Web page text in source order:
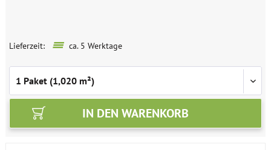
Lieferzeit: ca. 5 Werktage
IN DEN WARENKORB